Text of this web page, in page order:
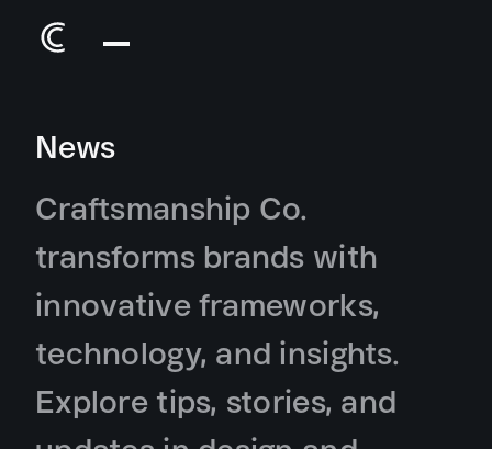
News
Craftsmanship Co.
transforms brands with
innovative frameworks,
technology, and insights.
Explore tips, stories, and